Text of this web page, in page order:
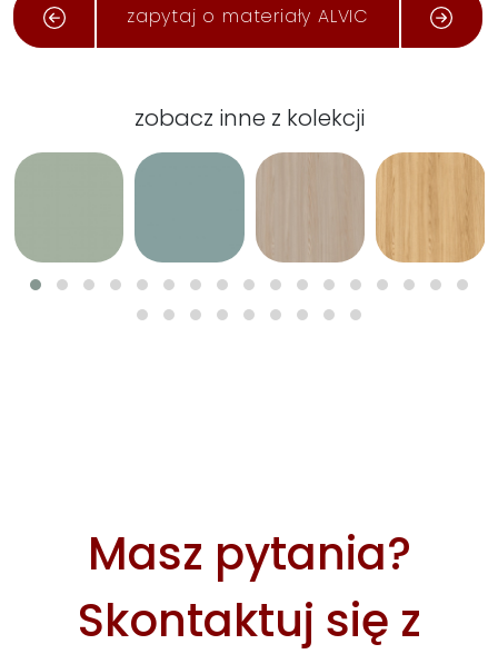
zapytaj o materiały ALVIC
zobacz inne z kolekcji
Masz pytania?
Skontaktuj się z